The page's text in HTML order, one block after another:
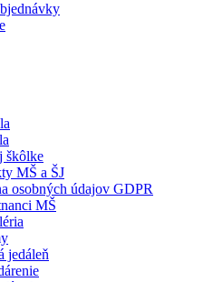
škôlke
MŠ a ŠJ
osobných údajov GDPR
MŠ
jedáleň